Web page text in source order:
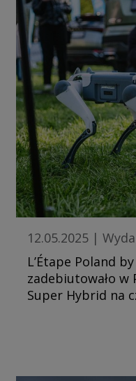
12.05.2025 |
L’Étape Poland
zadebiutowało w
Super Hybrid na